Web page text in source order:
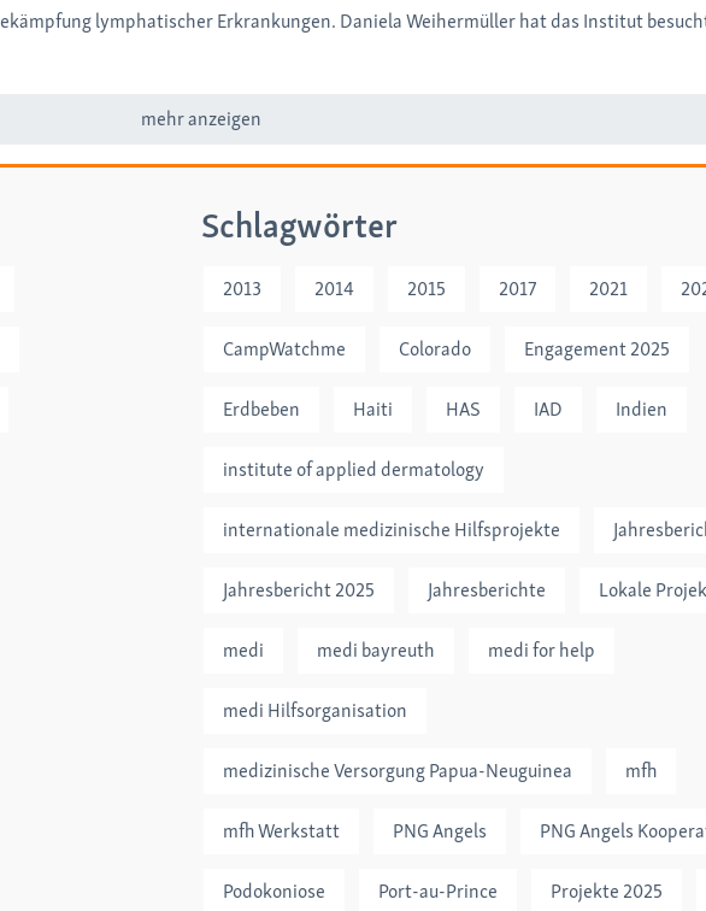
lymphatischer Erkrankungen. Daniela Weihermüller hat das Institut
mehr anzeigen
Schlagwörter
2013 2014 2015 2017 2021
CampWatchme Colorado Engagement 2025
Erdbeben Haiti HAS IAD Indien
institute of applied dermatology
internationale medizinische Hilfsprojekte
Jahresbericht 2025 Jahresberichte Lokale
medi medi bayreuth medi for help
medi Hilfsorganisation
medizinische Versorgung Papua‑Neuguinea mfh
mfh Werkstatt PNG Angels PNG Angels
Podokoniose Port-au-Prince Projekte 2025